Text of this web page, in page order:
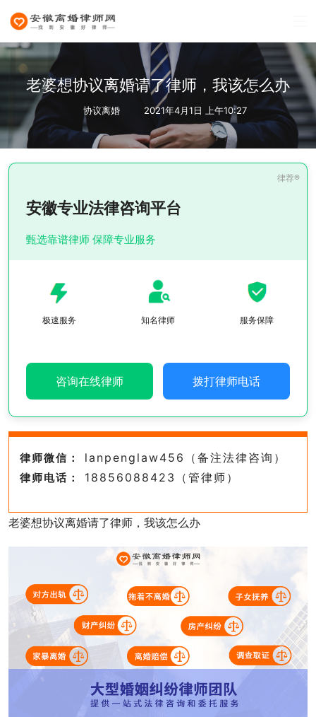
老婆想协议离婚请了律师，我该怎么办
协议离婚 2021年4月1日 上午10:27
安徽专业法律咨询平台
甄选靠谱律师 保障专业服务
极速服务 知名律师 服务保障
咨询在线律师 拨打律师电话
律师微信： lanpenglaw456（备注法律咨询）
律师电话： 18856088423（管律师）
老婆想协议离婚请了律师，我该怎么办